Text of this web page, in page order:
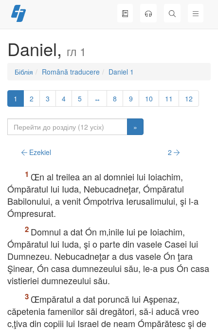
Перейти
до
Daniel, гл 1
Біблія Română traducere Daniel 1
1 2 3 4 5 ↔ 8 9 10 11 12
»
Ezekiel 2
Œn al treilea an al domniei lui Ioiachim,
Ómpăratul lui Iuda, Nebucadneţar, Ómpăratul
Babilonului, a venit Ómpotriva Ierusalimului, şi l-a
Ómpresurat.
Domnul a dat Ón m‚inile lui pe Ioiachim,
Ómpăratul lui Iuda, şi o parte din vasele Casei lui
Dumnezeu. Nebucadneţar a dus vasele Ón ţara
Şinear, Ón casa dumnezeului său, le-a pus Ón casa
vistieriei dumnezeului său.
Œmpăratul a dat poruncă lui Aşpenaz,
căpetenia famenilor săi dregători, să-i aducă vreo
c‚ţiva din copiii lui Israel de neam Ómpărătesc şi de